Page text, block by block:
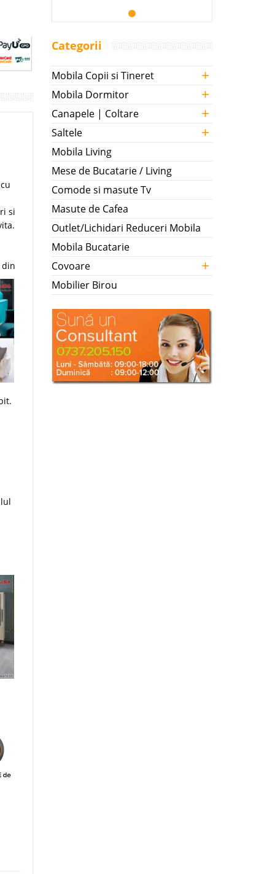
si
din
Categorii
Mobila Copii si Tineret +
Mobila Dormitor +
Canapele | Coltare +
Saltele +
Mobila Living
Mese de Bucatarie / Living
Comode si masute Tv
Masute de Cafea
Outlet/Lichidari Reduceri Mobila
Mobila Bucatarie
Covoare
+
Mobilier Birou